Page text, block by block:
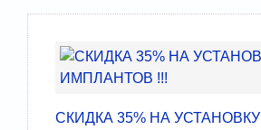
СКИДКА 35% НА УСТАНОВКУ